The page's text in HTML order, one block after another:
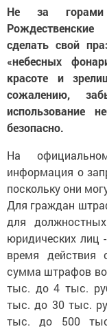
Не за горами
сделать свой
«небесных
красоте и
сожалению,
использование
безопасно.
На
информация о
поскольку они
Для граждан
для
юридических лиц
время действия
сумма штрафов
тыс. до 4 тыс.
тыс. до 30 тыс.
тыс. до 500